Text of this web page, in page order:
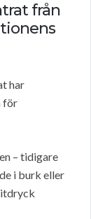
från
har
för
– tidigare
i burk eller